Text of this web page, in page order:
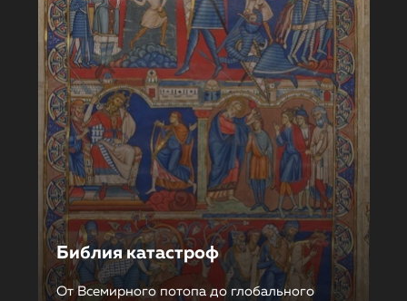
Библия катастроф
От Всемирного потопа до глобального